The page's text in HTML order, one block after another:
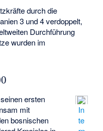
durch die
3 und 4 verdoppelt,
Durchführung
wurden im
In
te
ersten
mit
bosnischen